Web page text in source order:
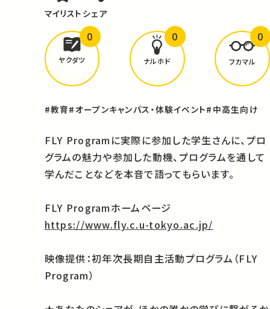
マイリスト シェア
どんな学びがありましたか？
ヤクダツ
0
ナルホド
0
フカマル
0
#教育#オープンキャンパス・体験イベント#中高生向け
FLY Programに実際に参加した学生さんに、プロ
グラムの魅力や参加した動機、プログラムを通して
学んだことなどを本音で語ってもらいます。
FLY Programホームページ
https://www.fly.c.u-tokyo.ac.jp/
映像提供：初年次長期自主活動プログラム（FLY
Program）